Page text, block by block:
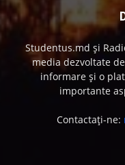
Studentus.md și
media dezvoltate
informare și o
importante
Contactați-ne: